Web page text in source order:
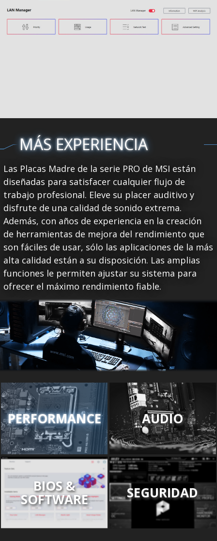
MÁS EXPERIENCIA
Las Placas Madre de la serie PRO de MSI están
diseñadas para satisfacer cualquier flujo de
trabajo profesional. Eleve su placer auditivo y
disfrute de una calidad de sonido extrema.
Además, con años de experiencia en la creación
de herramientas de mejora del rendimiento que
son fáciles de usar, sólo las aplicaciones de la más
alta calidad están a su disposición. Las amplias
funciones le permiten ajustar su sistema para
ofrecer el máximo rendimiento fiable.
PERFORMANCE AUDIO
BIOS &
SOFTWARE SEGURIDAD